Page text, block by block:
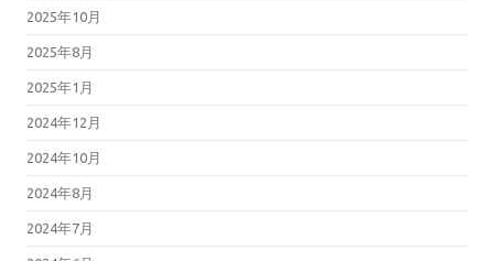
2025年10月
2025年8月
2025年1月
2024年12月
2024年10月
2024年8月
2024年7月